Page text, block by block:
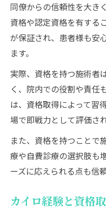
同僚からの信頼性を大き
資格や認定資格を有する
が保証され、患者様も安
ます。
実際、資格を持つ施術者
く、院内での役割や責任
は、資格取得によって習
場で即戦力として評価さ
また、資格を持つことで
療や自費診療の選択肢も
ーズに応えられる点も信
カイロ経験と資格